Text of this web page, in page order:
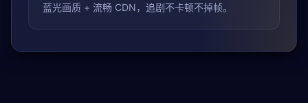
蓝光画质 + 流畅 CDN，追剧不卡顿不掉帧。